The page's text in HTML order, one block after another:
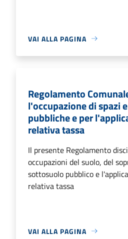
VAI ALLA PAGINA
Regolamento
l'occupazione di spazi
pubbliche e per
relativa tassa
Il presente Regolamento
occupazioni del suolo, del
sottosuolo pubblico e
relativa tassa
VAI ALLA PAGINA